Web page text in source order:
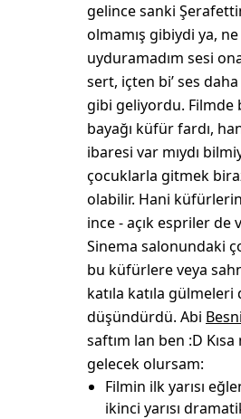
gelince sanki
olmamış gibiydi ya,
uyduramadım sesi
sert, içten bi’ ses
gibi geliyordu. Filmde
bayağı küfür fardı,
ibaresi var mıydı
çocuklarla gitmek biraz
olabilir. Hani
ince - açık espriler de
Sinema salonundaki
bu küfürlere veya
katıla katıla gülmeleri
düşündürdü. Abi Besni
saftım lan ben :D
gelecek olursam:
Filmin ilk yarısı
ikinci yarısı